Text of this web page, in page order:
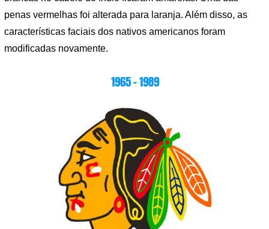
penas vermelhas foi alterada para laranja. Além disso, as
características faciais dos nativos americanos foram
modificadas novamente.
1965 – 1989